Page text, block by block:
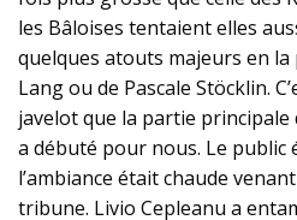
les Bâloises tentaient elles
quelques atouts majeurs en la
Lang ou de Pascale Stöcklin.
javelot que la partie principale
a débuté pour nous. Le public
l’ambiance était chaude
tribune. Livio Cepleanu a